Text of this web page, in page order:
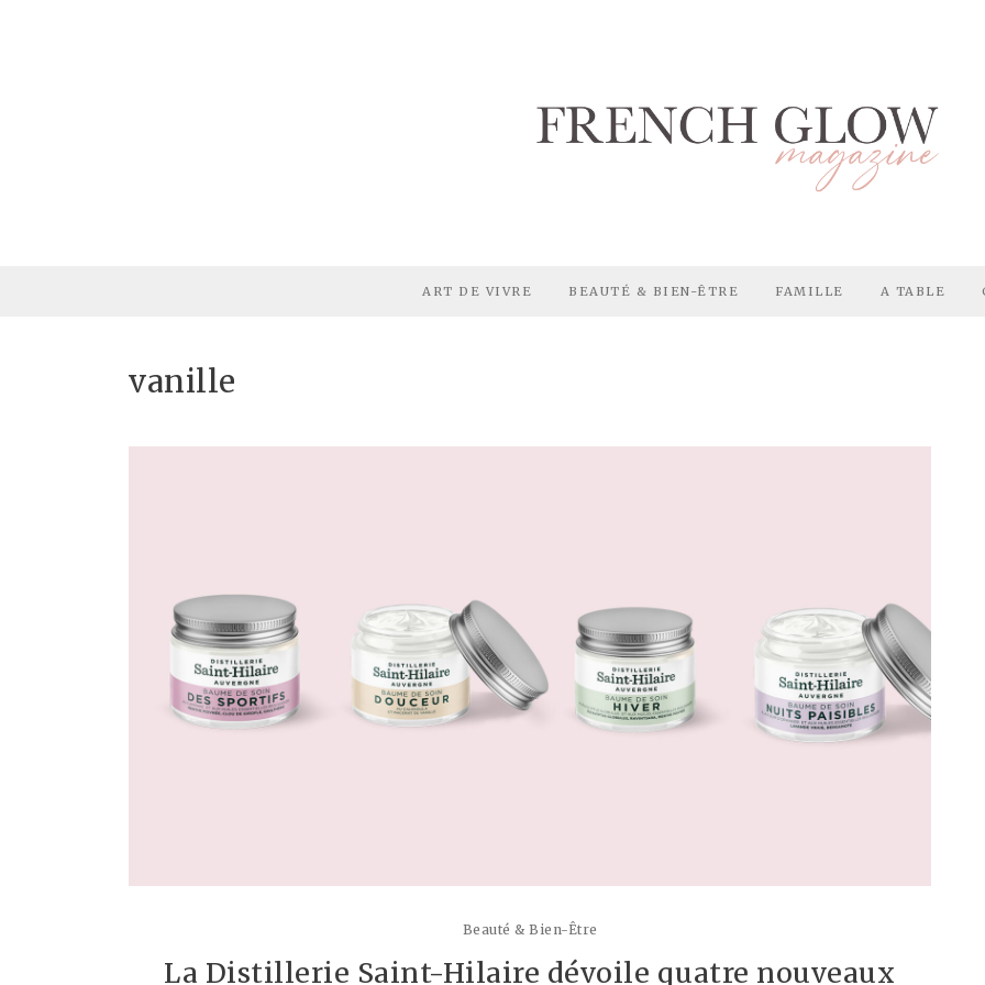
ART DE VIVRE BEAUTÉ & BIEN-ÊTRE FAMILLE A TABLE
vanille
Beauté & Bien-Être
La Distillerie Saint-Hilaire dévoile quatre nouveaux